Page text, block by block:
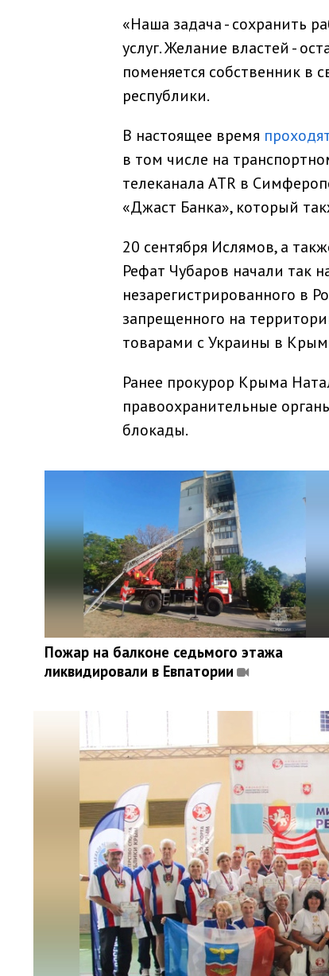
«Наша задача - сохранить
услуг. Желание властей -
поменяется собственник в
республики.
В настоящее время
в том числе на
телеканала ATR в
«Джаст Банка», который
20 сентября Ислямов, а
Рефат Чубаров начали так
незарегистрированного в
запрещенного на
товарами с Украины в
Ранее прокурор Крыма
правоохранительные
блокады.
Пожар на балконе седьмого этажа
ликвидировали в Евпатории